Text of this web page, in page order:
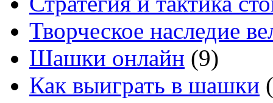
Творческое наследие
Шашки онлайн (9)
Как выиграть в шашки